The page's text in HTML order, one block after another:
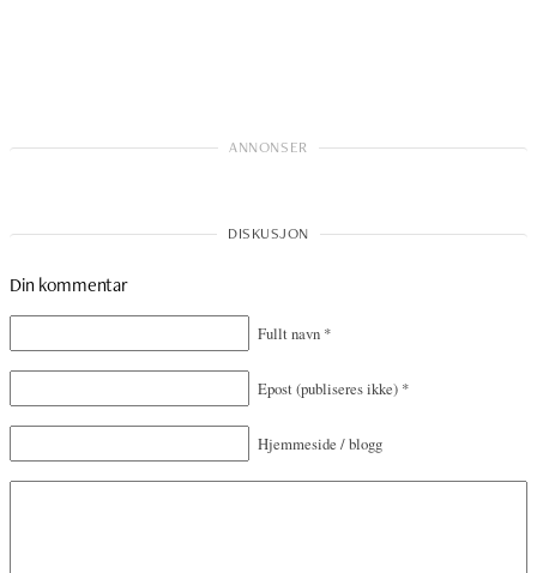
Din kommentar
Fullt navn *
Epost(publiseres ikke) *
Hjemmeside / blogg